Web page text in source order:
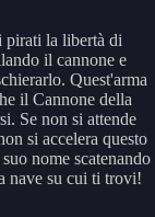
pirati la libertà di
il cannone e
Quest'arma
il Cannone della
Se non si attende
si accelera questo
nome scatenando
nave su cui ti trovi!